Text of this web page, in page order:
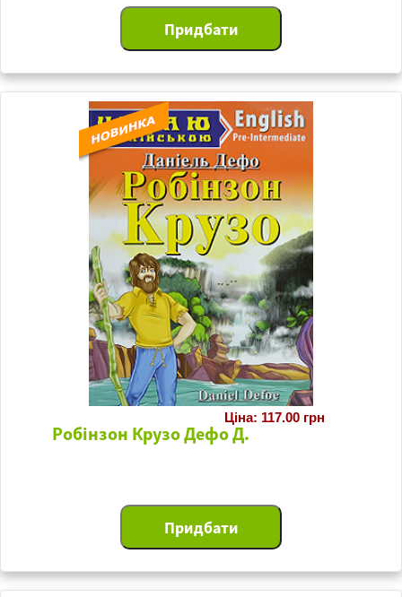
Робінзон Крузо Дефо Д.
Ціна: 117.00 грн